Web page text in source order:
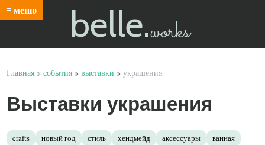
≡ меню belle.works
Главная » события » выставки » украшения
Выставки украшения
crafts новый год стиль хендмейд аксессуары
ванная